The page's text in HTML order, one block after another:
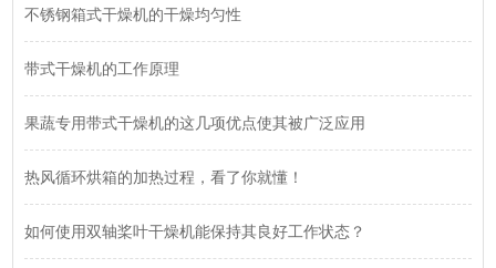
不锈钢箱式干燥机的干燥均匀性
带式干燥机的工作原理
果蔬专用带式干燥机的这几项优点使其被广泛应用
热风循环烘箱的加热过程，看了你就懂！
如何使用双轴桨叶干燥机能保持其良好工作状态？